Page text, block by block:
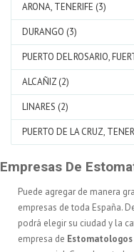
ARONA, TENERIFE (3)
DURANGO (3)
PUERTO DEL ROSARIO,
ALCAÑIZ (2)
LINARES (2)
PUERTO DE LA CRUZ,
Empresas De
Puede agregar de manera
empresas de toda España.
podrá elegir su ciudad y la
empresa de Estomatologos